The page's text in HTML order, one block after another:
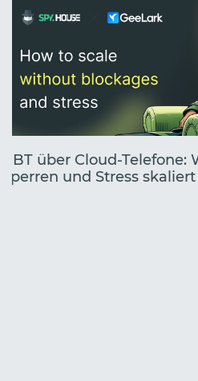
UBT über Cloud-
Sperren und Stress skaliert